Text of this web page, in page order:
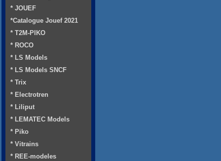
* JOUEF
*Catalogue Jouef 2021
* T2M-PIKO
* ROCO
* LS Models
* LS Models SNCF
* Trix
* Electrotren
* Liliput
* LEMATEC Models
* Piko
* Vitrains
* REE-modeles